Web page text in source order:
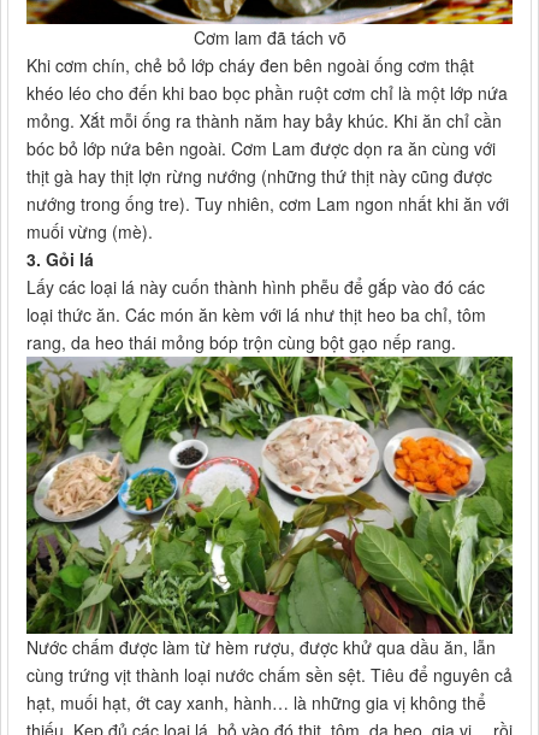
Cơm lam đã tách võ
Khi cơm chín, chẻ bỏ lớp cháy đen bên ngoài ống cơm thật
khéo léo cho đến khi bao bọc phần ruột cơm chỉ là một lớp nứa
mỏng. Xắt mỗi ống ra thành năm hay bảy khúc. Khi ăn chỉ cần
bóc bỏ lớp nứa bên ngoài. Cơm Lam được dọn ra ăn cùng với
thịt gà hay thịt lợn rừng nướng (những thứ thịt này cũng được
nướng trong ống tre). Tuy nhiên, cơm Lam ngon nhất khi ăn với
muối vừng (mè).
3. Gỏi lá
Lấy các loại lá này cuốn thành hình phễu để gắp vào đó các
loại thức ăn. Các món ăn kèm với lá như thịt heo ba chỉ, tôm
rang, da heo thái mỏng bóp trộn cùng bột gạo nếp rang.
Nước chấm được làm từ hèm rượu, được khử qua dầu ăn, lẫn
cùng trứng vịt thành loại nước chấm sền sệt. Tiêu để nguyên cả
hạt, muối hạt, ớt cay xanh, hành… là những gia vị không thể